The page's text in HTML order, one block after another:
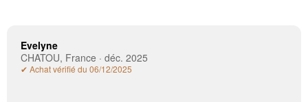
Evelyne
CHATOU, France · déc. 2025
✔ Achat vérifié du 06/12/2025